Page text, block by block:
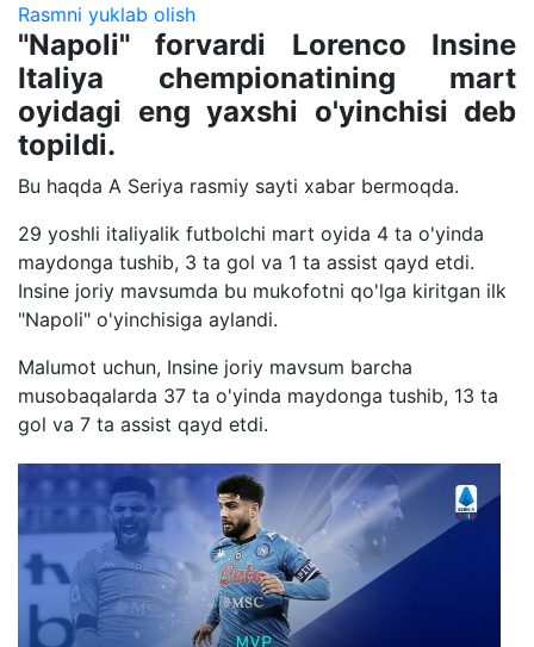
Rasmni yuklab olish
"Napoli" forvardi Lorenco Insine
Italiya chempionatining mart
oyidagi eng yaxshi o'yinchisi deb
topildi.
Bu haqda A Seriya rasmiy sayti xabar bermoqda.
29 yoshli italiyalik futbolchi mart oyida 4 ta o'yinda
maydonga tushib, 3 ta gol va 1 ta assist qayd etdi.
Insine joriy mavsumda bu mukofotni qo'lga kiritgan ilk
"Napoli" o'yinchisiga aylandi.
Malumot uchun, Insine joriy mavsum barcha
musobaqalarda 37 ta o'yinda maydonga tushib, 13 ta
gol va 7 ta assist qayd etdi.